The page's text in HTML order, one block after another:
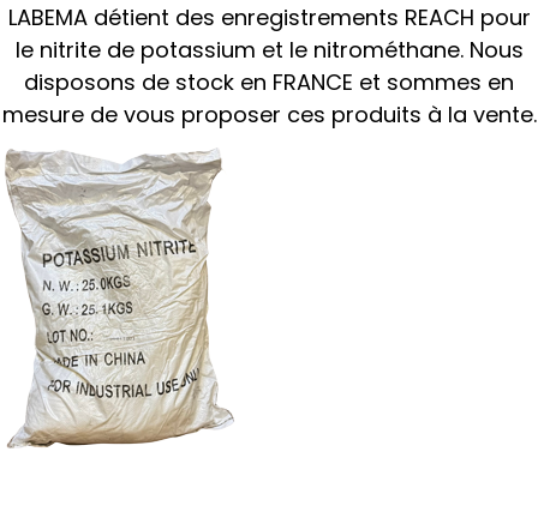
LABEMA détient des enregistrements REACH pour
le nitrite de potassium et le nitrométhane. Nous
disposons de stock en FRANCE et sommes en
mesure de vous proposer ces produits à la vente.